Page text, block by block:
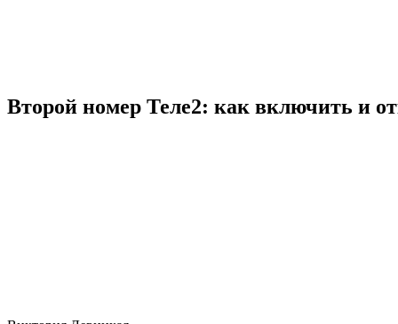
Второй номер Теле2: как включить и